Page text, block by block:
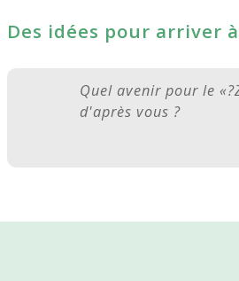
Des idées pour arriver
Quel avenir pour le
d'après vous ?